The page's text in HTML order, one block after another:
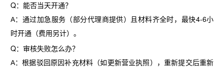
Q：能否当天开通？
A：通过加急服务（部分代理商提供）且材料齐全时，‌ 最快4-6小
时‌开通（费用另计）。
Q：审核失败怎么办？
A：根据驳回原因补充材料（如更新营业执照），重新提交后重新